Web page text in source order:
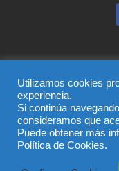
© Partido Popular
El uso de este sitio
Utilizamos cookies
experiencia.
Si continúa
consideramos que
Puede obtener más
Política de Cookies.